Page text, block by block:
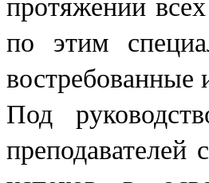
протяжении
по этим
востребованные
Под